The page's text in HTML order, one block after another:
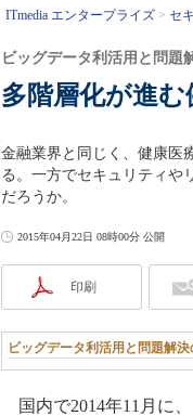
ITmedia エンタープライズ セ
多階層化が進
ビッグデータ利活用と問題
金融業界と同じく、健康医
る。一方でセキュリティや
だろうか。
2015年04月22日 08時00分 公開
印刷
ビッグデータ利活用と問題解
国内で2014年11月に